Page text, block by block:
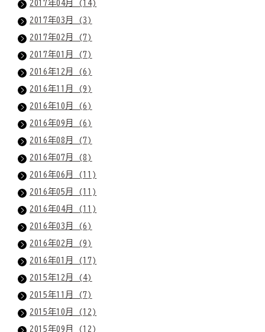
2017年04月 (14)
2017年03月 (3)
2017年02月 (7)
2017年01月 (7)
2016年12月 (6)
2016年11月 (9)
2016年10月 (6)
2016年09月 (6)
2016年08月 (7)
2016年07月 (8)
2016年06月 (11)
2016年05月 (11)
2016年04月 (11)
2016年03月 (6)
2016年02月 (9)
2016年01月 (17)
2015年12月 (4)
2015年11月 (7)
2015年10月 (12)
2015年09月 (12)